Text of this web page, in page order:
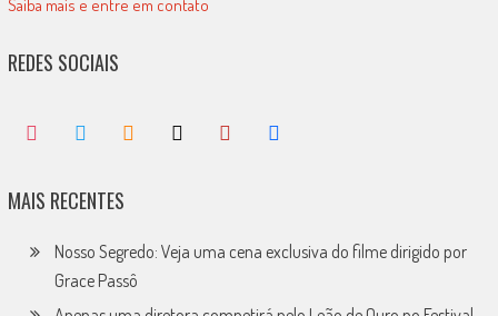
Saiba mais e entre em contato
REDES SOCIAIS
MAIS RECENTES
Nosso Segredo: Veja uma cena exclusiva do filme dirigido por
Grace Passô